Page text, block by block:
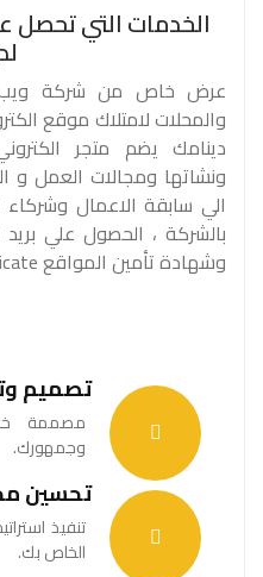
الخدمات التي تحصل
عرض خاص من شركة ويب
والمحلات لامتلاك موقع
دينامك يضم متجر
ونشاتها ومجالات العمل و
الي سابقة الاعمال وشركاء
بالشركة ، الحصول علي
وشهادة تأمين المواقع SSL Certificate .
تصميم
مصممة
وجمهورك.
تحسين
تنفيذ
الخاص بك.